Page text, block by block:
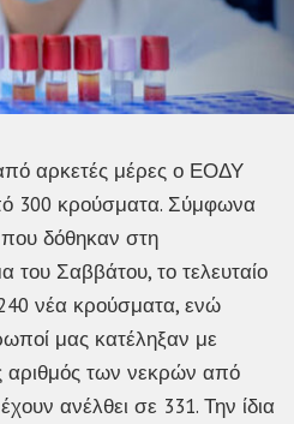
αρκετές μέρες ο ΕΟΔΥ
300 κρούσματα. Σύμφωνα
που δόθηκαν στη
του Σαββάτου, το τελευταίο
νέα κρούσματα, ενώ
μας κατέληξαν με
αριθμός των νεκρών από
ανέλθει σε 331. Την ίδια